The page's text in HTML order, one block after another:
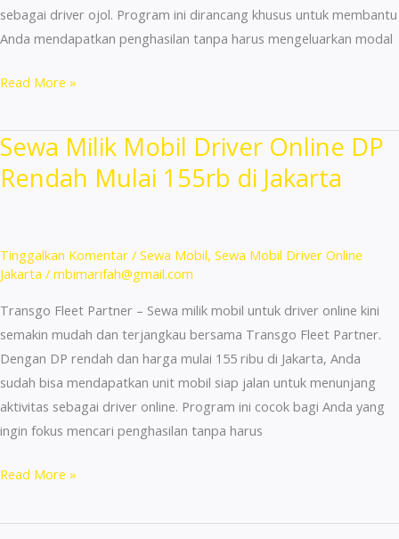
sebagai driver ojol. Program ini dirancang khusus untuk membantu
Anda mendapatkan penghasilan tanpa harus mengeluarkan modal
Sewa
Motor
Ojek
Online
Mulai
45
di
Jaktim
Read More »
Sewa Milik Mobil Driver Online DP
Rendah Mulai 155rb di Jakarta
Tinggalkan Komentar / Sewa Mobil, Sewa Mobil Driver Online
Jakarta / mbimarifah@gmail.com
Transgo Fleet Partner – Sewa milik mobil untuk driver online kini
semakin mudah dan terjangkau bersama Transgo Fleet Partner.
Dengan DP rendah dan harga mulai 155 ribu di Jakarta, Anda
sudah bisa mendapatkan unit mobil siap jalan untuk menunjang
aktivitas sebagai driver online. Program ini cocok bagi Anda yang
ingin fokus mencari penghasilan tanpa harus
Sewa
Mobil
Read More »